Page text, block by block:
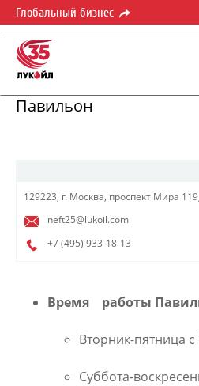
Глобальный бизнес
Павильон
129223, г. Москва, проспект Мира
neft25@lukoil.com
+7 (495) 933-18-13
Время работы
Вторник-пятница с
Суббота-